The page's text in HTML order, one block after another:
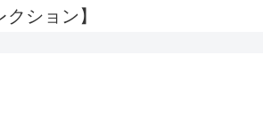
レクション】